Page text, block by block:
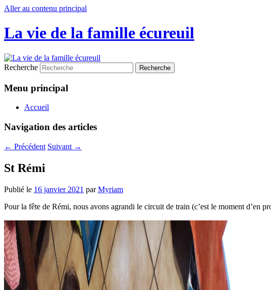
Aller au contenu principal
La vie de la famille écureuil
Recherche
Menu principal
Accueil
Navigation des articles
← Précédent Suivant →
St Rémi
Publié le 16 janvier 2021 parMyriam
Pour la fête de Rémi, nous avons agrandi le circuit de train (c’est le moment d’en